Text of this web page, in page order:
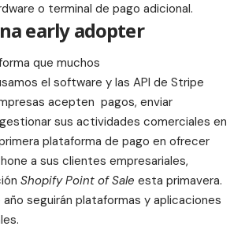
o terminal de pago adicional.
early adopter
que muchos
el software y las API de Stripe
acepten pagos, enviar
sus actividades comerciales en
plataforma de pago en ofrecer
a sus clientes empresariales,
Shopify Point of Sale esta primavera.
seguirán plataformas y aplicaciones